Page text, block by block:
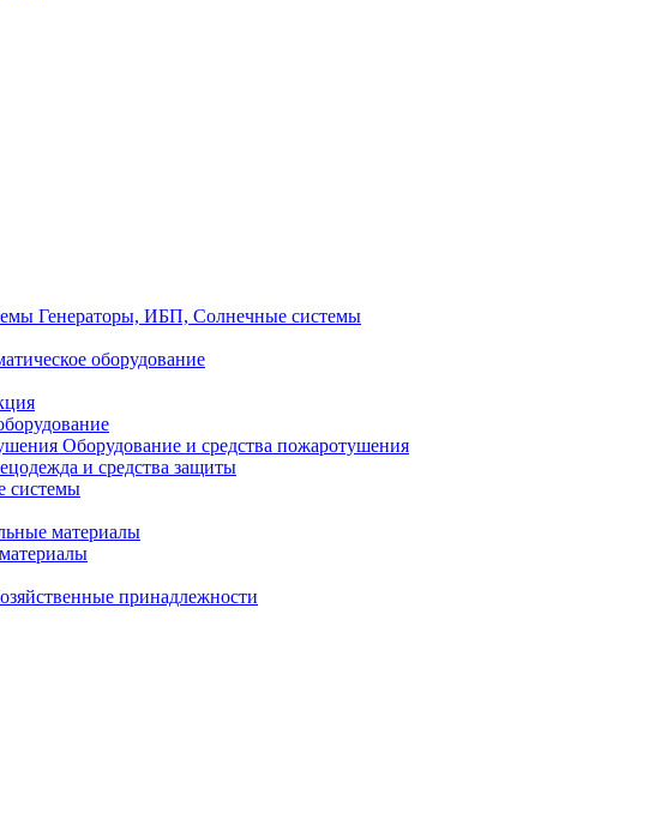
Генераторы, ИБП, Солнечные системы
оборудование
Оборудование и средства пожаротушения
и средства защиты
системы
материалы
принадлежности